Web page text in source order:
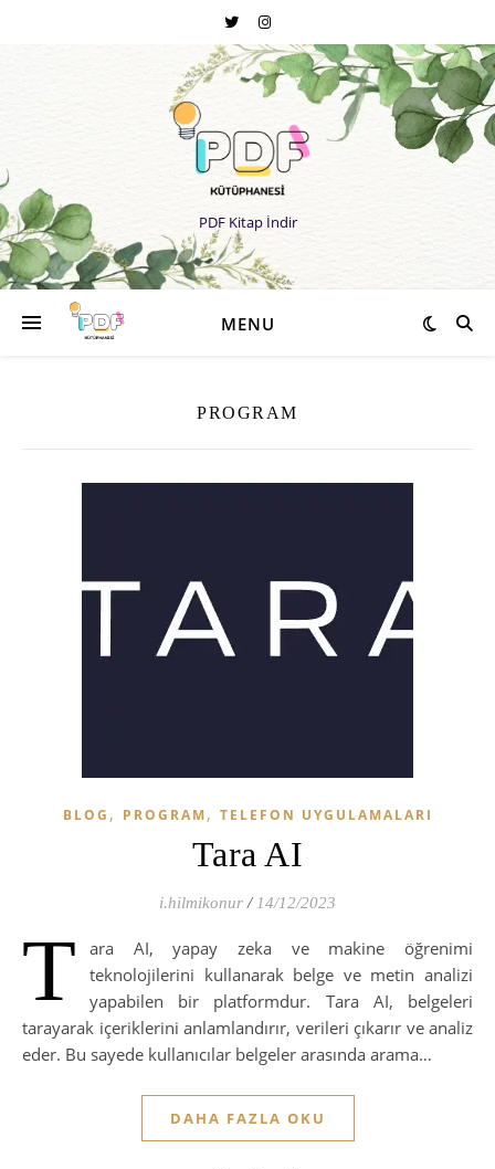
PDF Kitap İndir
MENU
PROGRAM
BLOG , PROGRAM, TELEFON UYGULAMALARI
Tara AI
i.hilmikonur / 14/12/2023
T
ara AI, yapay zeka ve makine öğrenimi
teknolojilerini kullanarak belge ve metin analizi
yapabilen bir platformdur. Tara AI, belgeleri
tarayarak içeriklerini anlamlandırır, verileri çıkarır ve analiz
eder. Bu sayede kullanıcılar belgeler arasında arama…
DAHA FAZLA OKU